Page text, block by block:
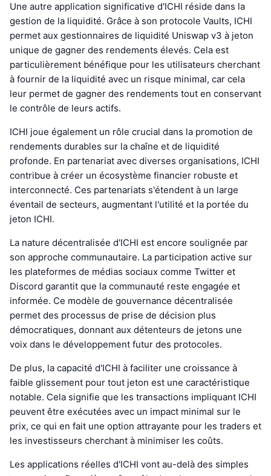
Une autre application significative d'ICHI réside dans la
gestion de la liquidité. Grâce à son protocole Vaults, ICHI
permet aux gestionnaires de liquidité Uniswap v3 à jeton
unique de gagner des rendements élevés. Cela est
particulièrement bénéfique pour les utilisateurs cherchant
à fournir de la liquidité avec un risque minimal, car cela
leur permet de gagner des rendements tout en conservant
le contrôle de leurs actifs.
ICHI joue également un rôle crucial dans la promotion de
rendements durables sur la chaîne et de liquidité
profonde. En partenariat avec diverses organisations, ICHI
contribue à créer un écosystème financier robuste et
interconnecté. Ces partenariats s'étendent à un large
éventail de secteurs, augmentant l'utilité et la portée du
jeton ICHI.
La nature décentralisée d'ICHI est encore soulignée par
son approche communautaire. La participation active sur
les plateformes de médias sociaux comme Twitter et
Discord garantit que la communauté reste engagée et
informée. Ce modèle de gouvernance décentralisée
permet des processus de prise de décision plus
démocratiques, donnant aux détenteurs de jetons une
voix dans le développement futur des protocoles.
De plus, la capacité d'ICHI à faciliter une croissance à
faible glissement pour tout jeton est une caractéristique
notable. Cela signifie que les transactions impliquant ICHI
peuvent être exécutées avec un impact minimal sur le
prix, ce qui en fait une option attrayante pour les traders et
les investisseurs cherchant à minimiser les coûts.
Les applications réelles d'ICHI vont au-delà des simples